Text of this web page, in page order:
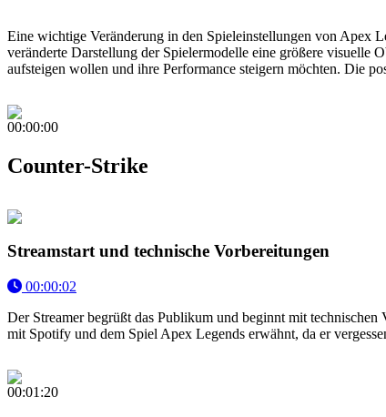
Eine wichtige Veränderung in den Spieleinstellungen von Apex
veränderte Darstellung der Spielermodelle eine größere visuelle
aufsteigen wollen und ihre Performance steigern möchten. Die
00:00:00
Counter-Strike
Streamstart und technische Vorbereitungen
00:00:02
Der Streamer begrüßt das Publikum und beginnt mit
mit Spotify und dem Spiel Apex Legends erwähnt, da er
00:01:20